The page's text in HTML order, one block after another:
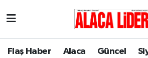
Flaş Haber Alaca Güncel
Çorum Nöbetçi Eczaneler